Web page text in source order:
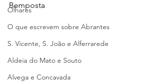
Olhares
O que escrevem sobre Abrantes
S. Vicente, S. João e Alferrarede
Aldeia do Mato e Souto
Alvega e Concavada
Bemposta